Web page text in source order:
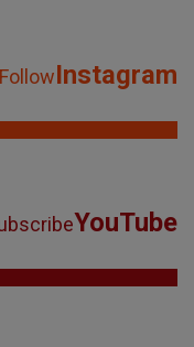
FollowInstagram
YouTube